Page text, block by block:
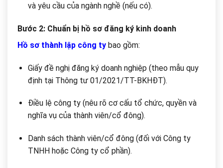
và yêu cầu của ngành nghề (nếu có).
Bước 2: Chuẩn bị hồ sơ đăng ký kinh doanh
Hồ sơ thành lập công ty bao gồm:
Giấy đề nghị đăng ký doanh nghiệp (theo mẫu quy
định tại Thông tư 01/2021/TT-BKHĐT).
Điều lệ công ty (nêu rõ cơ cấu tổ chức, quyền và
nghĩa vụ của thành viên/cổ đông).
Danh sách thành viên/cổ đông (đối với Công ty
TNHH hoặc Công ty cổ phần).